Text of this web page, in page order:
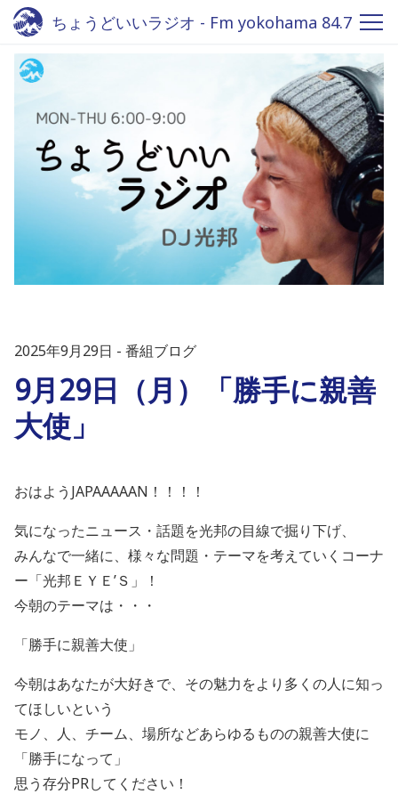
ちょうどいいラジオ - Fm yokohama 84.7
2025年9月29日 番組ブログ
9月29日（月）「勝手に親善
大使」
おはようJAPAAAAAN！！！！
気になったニュース・話題を光邦の目線で掘り下げ、
みんなで一緒に、様々な問題・テーマを考えていくコーナ
ー「光邦ＥＹＥ’Ｓ」！
今朝のテーマは・・・
「勝手に親善大使」
今朝はあなたが大好きで、その魅力をより多くの人に知っ
てほしいという
モノ、人、チーム、場所などあらゆるものの親善大使に
「勝手になって」
思う存分PRしてください！